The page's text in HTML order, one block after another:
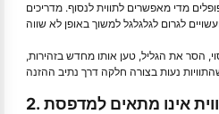
מדי מאפשרים לתווית לנסוף. מדריכים
הסר את הגליל, טען אותו מחדש בזהירות,
אינו מתאים למדפסת